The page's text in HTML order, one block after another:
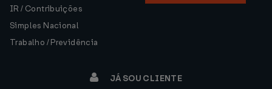
IR / Contribuições
Simples Nacional
Trabalho / Previdência
JÁ SOU CLIENTE